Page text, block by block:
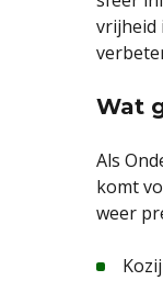
vrijheid
Wat
Als
komt
weer